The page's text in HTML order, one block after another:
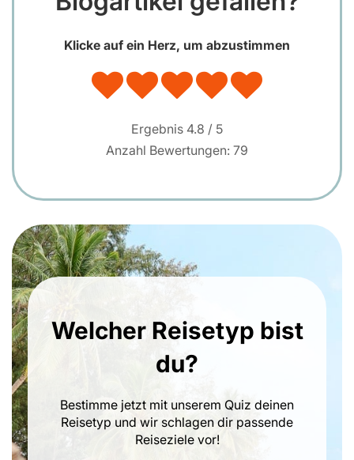
Klicke auf ein Herz, um abzustimmen
Ergebnis 4.8 / 5
Anzahl Bewertungen: 79
Welcher Reisetyp bist
du?
Bestimme jetzt mit unserem Quiz deinen
Reisetyp und wir schlagen dir passende
Reiseziele vor!